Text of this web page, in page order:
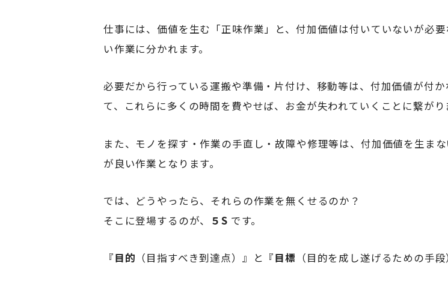
仕事には、価値を生む「正味作業」と、付加価値は付いていないが必
い作業に分かれます。
必要だから行っている運搬や準備・片付け、移動等は、付加価値が付
て、これらに多くの時間を費やせば、お金が失われていくことに繋がり
また、モノを探す・作業の手直し・故障や修理等は、付加価値を生ま
が良い作業となります。
では、どうやったら、それらの作業を無くせるのか？
そこに登場するのが、
５S です。
『目的 （目指すべき到達点）』と『目標 （目的を成し遂げるための手